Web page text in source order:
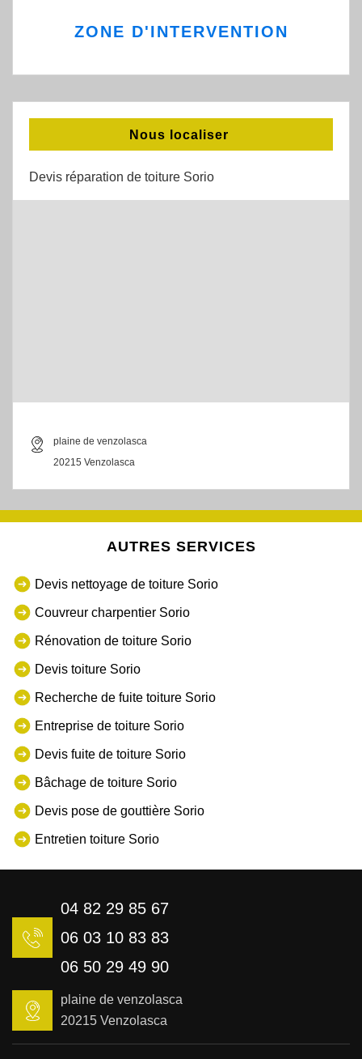
ZONE D'INTERVENTION
Nous localiser
Devis réparation de toiture Sorio
plaine de venzolasca
20215 Venzolasca
AUTRES SERVICES
Devis nettoyage de toiture Sorio
Couvreur charpentier Sorio
Rénovation de toiture Sorio
Devis toiture Sorio
Recherche de fuite toiture Sorio
Entreprise de toiture Sorio
Devis fuite de toiture Sorio
Bâchage de toiture Sorio
Devis pose de gouttière Sorio
Entretien toiture Sorio
04 82 29 85 67
06 03 10 83 83
06 50 29 49 90
plaine de venzolasca
20215 Venzolasca